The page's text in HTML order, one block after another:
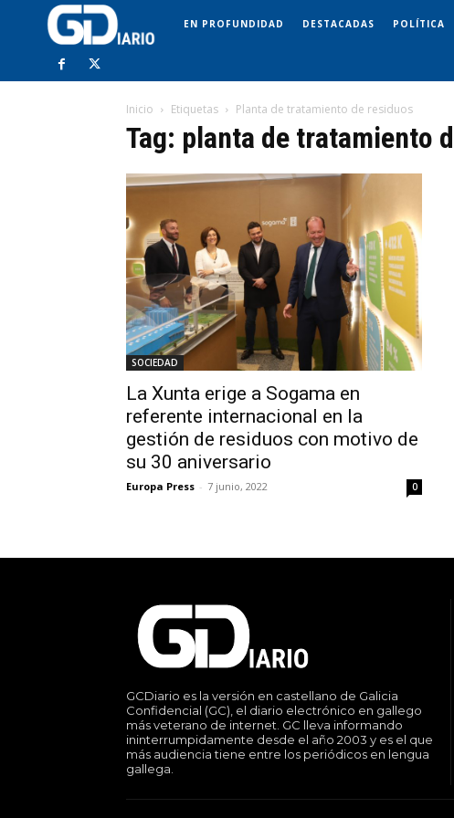
EN PROFUNDIDAD DESTACADAS POLÍTICA
Inicio Etiquetas Planta de tratamiento de residuos
Tag: planta de tratamiento
SOCIEDAD
La Xunta erige a Sogama en
referente internacional en la
gestión de residuos con motivo de
su 30 aniversario
Europa Press - 7 junio, 2022 0
GCDiario es la versión en castellano de Galicia
Confidencial (GC), el diario electrónico en gallego
más veterano de internet. GC lleva informando
ininterrumpidamente desde el año 2003 y es el que
más audiencia tiene entre los periódicos en lengua
gallega.